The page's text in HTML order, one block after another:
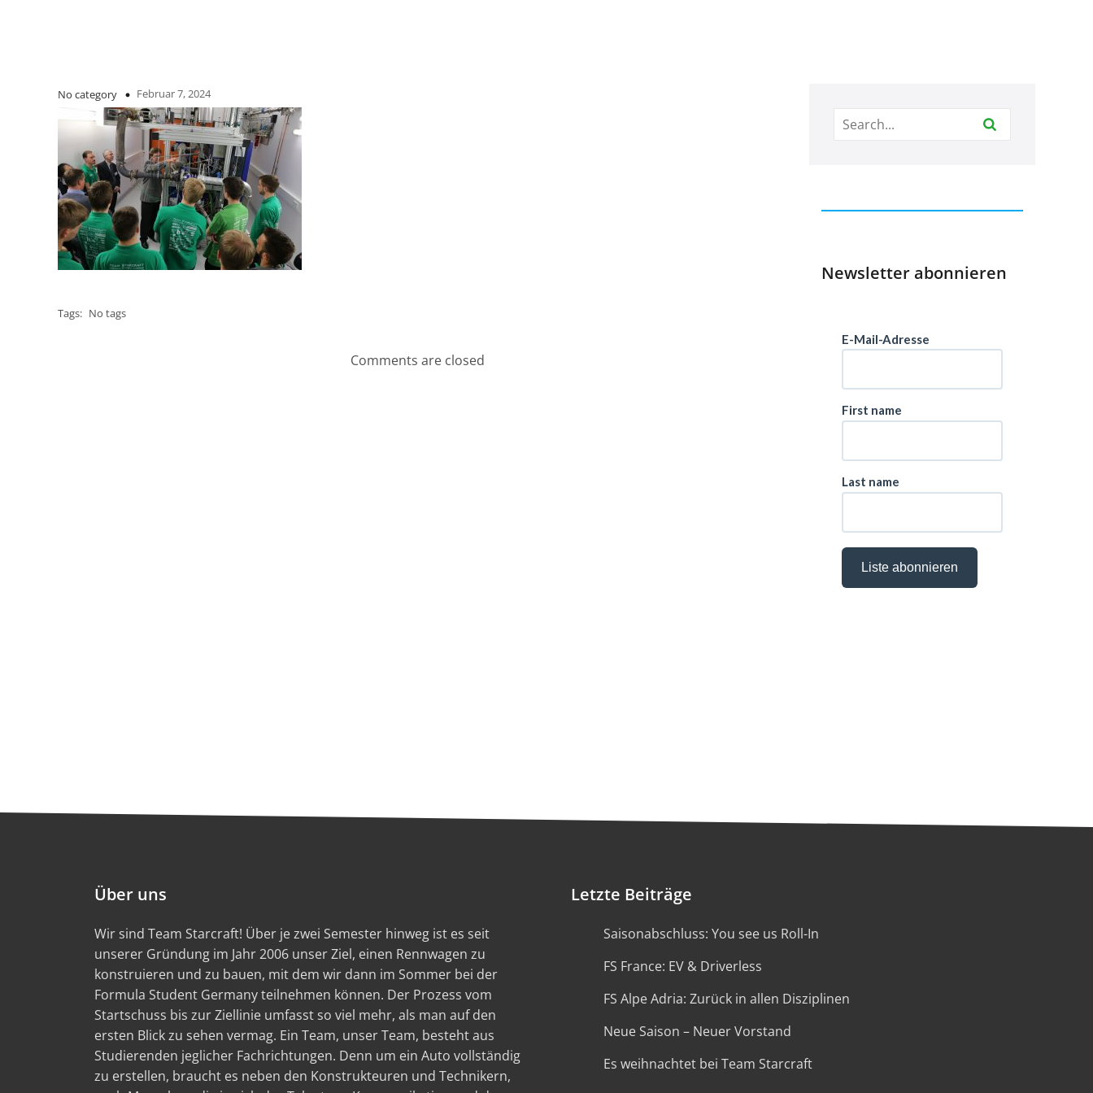
No category Februar 7, 2024
Tags: No tags
Comments are closed
Newsletter abonnieren
Über uns
Wir sind Team Starcraft! Über je zwei Semester hinweg ist es seit
unserer Gründung im Jahr 2006 unser Ziel, einen Rennwagen zu
konstruieren und zu bauen, mit dem wir dann im Sommer bei der
Formula Student Germany teilnehmen können. Der Prozess vom
Startschuss bis zur Ziellinie umfasst so viel mehr, als man auf den
ersten Blick zu sehen vermag. Ein Team, unser Team, besteht aus
Studierenden jeglicher Fachrichtungen. Denn um ein Auto vollständig
zu erstellen, braucht es neben den Konstrukteuren und Technikern,
Letzte Beiträge
Saisonabschluss: You see us Roll-In
FS France: EV & Driverless
FS Alpe Adria: Zurück in allen Disziplinen
Neue Saison – Neuer Vorstand
Es weihnachtet bei Team Starcraft